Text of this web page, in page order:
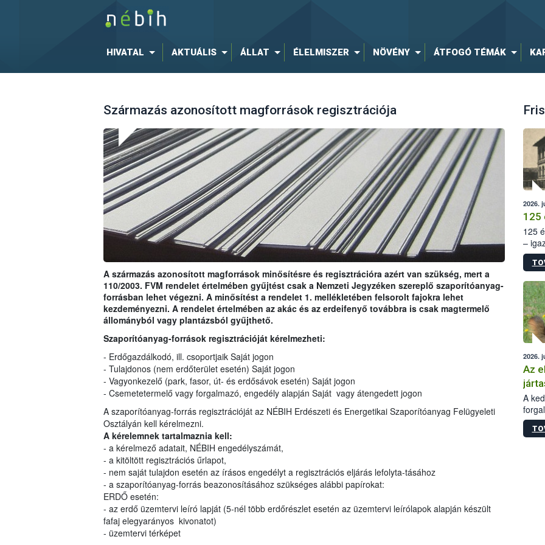
HIVATAL AKTUÁLIS ÁLLAT ÉLELMISZER NÖVÉNY ÁTFOGÓ TÉMÁK
Származás azonosított magforrások regisztrációja
A származás azonosított magforrások minősítésre és regisztrációra azért van szükség, mert a
110/2003. FVM rendelet értelmében gyűjtést csak a Nemzeti Jegyzéken szereplő szaporítóanyag-
forrásban lehet végezni. A minősítést a rendelet 1. mellékletében felsorolt fajokra lehet
kezdeményezni. A rendelet értelmében az akác és az erdeifenyő továbbra is csak magtermelő
állományból vagy plantázsból gyűjthető.
Szaporítóanyag-források regisztrációját kérelmezheti:
- Erdőgazdálkodó, ill. csoportjaik Saját jogon
- Tulajdonos (nem erdőterület esetén) Saját jogon
- Vagyonkezelő (park, fasor, út- és erdősávok esetén) Saját jogon
- Csemetetermelő vagy forgalmazó, engedély alapján Saját vagy átengedett jogon
A szaporítóanyag-forrás regisztrációját az NÉBIH Erdészeti és Energetikai Szaporítóanyag Felügyeleti
Osztályán kell kérelmezni.
A kérelemnek tartalmaznia kell:
- a kérelmező adatait, NÉBIH engedélyszámát,
- a kitöltött regisztrációs űrlapot,
- nem saját tulajdon esetén az írásos engedélyt a regisztrációs eljárás lefolyta-tásához
- a szaporítóanyag-forrás beazonosításához szükséges alábbi papírokat:
ERDŐ esetén:
- az erdő üzemtervi leíró lapját (5-nél több erdőrészlet esetén az üzemtervi leírólapok alapján készült
fafaj elegyarányos kivonatot)
- üzemtervi térképet
2026.
125
125
–
15.
2026.
Az
A